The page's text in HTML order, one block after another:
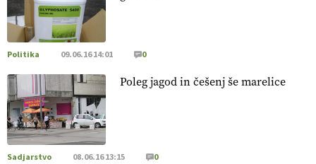
pridelava aronije
v dobrem desetletju zrasla v uspešno
kmetijsko in podjetniško zgodbo.
https://t.co/EulJoSBYMi @EUAgri #IMCAP #CAP
https://t.co/xp1oihBDaJ
[EKOloško = LOGIČNO
doma in v tujini
. Zato je ekološka pridelava odlična priložnost
za slovenske vinarje
@EUAgri #IMCAP #CAP https://t.co/01qpoeLyNP
Politika 09.06.16 14:01 0
Poleg jagod in češenj še marelice
Sadjarstvo 08.06.16 13:15 0